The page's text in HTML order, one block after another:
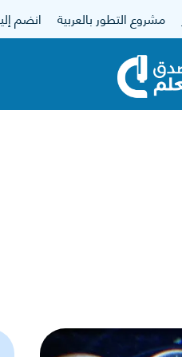
مشروع التطور بالعربية انضم